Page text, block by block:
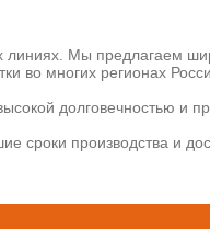
линиях. Мы предлагаем
во многих регионах
долговечностью и
сроки производства и